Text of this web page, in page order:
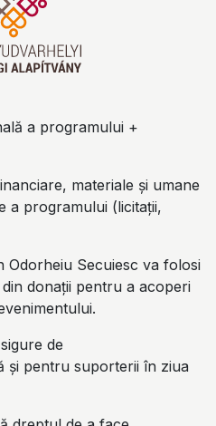
a programului +
materiale și umane
a programului (licitații,
Odorheiu Secuiesc va folosi
donații pentru a acoperi
de
și pentru suporterii în ziua